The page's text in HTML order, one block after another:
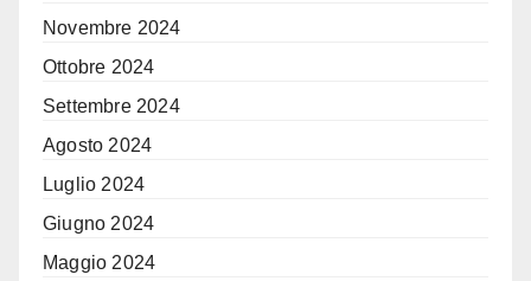
Novembre 2024
Ottobre 2024
Settembre 2024
Agosto 2024
Luglio 2024
Giugno 2024
Maggio 2024